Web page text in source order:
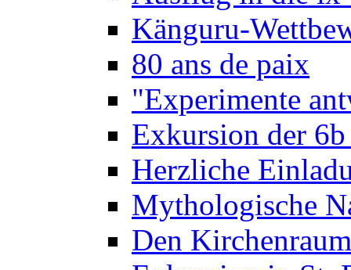
Känguru-
80 ans de paix
"Experimente
Exkursion der
Herzliche
Mythologische
Den